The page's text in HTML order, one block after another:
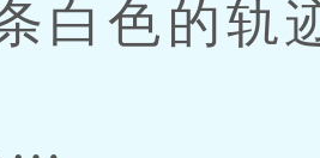
白色的轨